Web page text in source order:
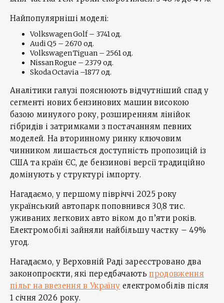
Найпопулярніші моделі:
Volkswagen Golf – 3741 од.
Audi Q5 – 2670 од.
Volkswagen Tiguan – 2561 од.
Nissan Rogue – 2379 од.
Skoda Octavia –1877 од.
Аналітики галузі пояснюють відчутніший спад у
сегменті нових бензинових машин високою
базою минулого року, розширенням лінійок
гібридів і затримками з постачанням певних
моделей. На вторинному ринку ключовим
чинником лишається доступність пропозицій із
США та країн ЄС, де бензинові версії традиційно
домінують у структурі імпорту.
Нагадаємо, у першому півріччі 2025 року
український автопарк поповнився 30,8 тис.
уживаних легкових авто віком до п’яти років.
Електромобілі зайняли найбільшу частку – 49%
угод.
Нагадаємо, у Верховній Раді зареєстровано два
законопроєкти, які передбачаютьпродовження
пільг на ввезення в Україну електромобілів після
1 січня 2026 року.